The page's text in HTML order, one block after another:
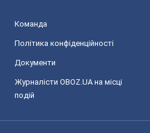
Команда
Політика конфіденційності
Документи
Журналісти OBOZ.UA на місці
подій